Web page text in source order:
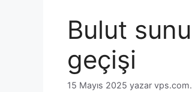
Bulut
geçişi
15 Mayıs 2025 yazar